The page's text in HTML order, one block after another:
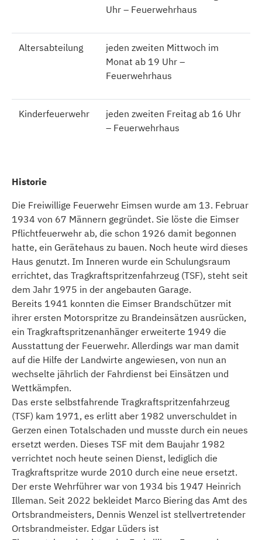
Uhr – Feuerwehrhaus
Altersabteilung
jeden zweiten Mittwoch im
Monat ab 19 Uhr –
Feuerwehrhaus
Kinderfeuerwehr
jeden zweiten Freitag ab 16 Uhr
– Feuerwehrhaus
Historie
Die Freiwillige Feuerwehr Eimsen wurde am 13. Februar
1934 von 67 Männern gegründet. Sie löste die Eimser
Pflichtfeuerwehr ab, die schon 1926 damit begonnen
hatte, ein Gerätehaus zu bauen. Noch heute wird dieses
Haus genutzt. Im Inneren wurde ein Schulungsraum
errichtet, das Tragkraftspritzenfahrzeug (TSF), steht seit
dem Jahr 1975 in der angebauten Garage.
Bereits 1941 konnten die Eimser Brandschützer mit
ihrer ersten Motorspritze zu Brandeinsätzen ausrücken,
ein Tragkraftspritzenanhänger erweiterte 1949 die
Ausstattung der Feuerwehr. Allerdings war man damit
auf die Hilfe der Landwirte angewiesen, von nun an
wechselte jährlich der Fahrdienst bei Einsätzen und
Wettkämpfen.
Das erste selbstfahrende Tragkraftspritzenfahrzeug
(TSF) kam 1971, es erlitt aber 1982 unverschuldet in
Gerzen einen Totalschaden und musste durch ein neues
ersetzt werden. Dieses TSF mit dem Baujahr 1982
verrichtet noch heute seinen Dienst, lediglich die
Tragkraftspritze wurde 2010 durch eine neue ersetzt.
Der erste Wehrführer war von 1934 bis 1947 Heinrich
Illeman. Seit 2022 bekleidet Marco Biering das Amt des
Ortsbrandmeisters, Dennis Wenzel ist stellvertretender
Ortsbrandmeister. Edgar Lüders ist